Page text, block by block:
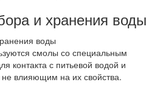
и хранения воды
смолы со специальным
контакта с питьевой водой и
влияющим на их свойства.